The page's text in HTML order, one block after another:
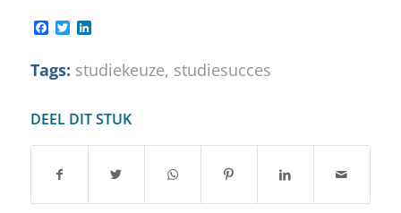
Facebook
TwitterLinkedIn
Tags: studiekeuze, studiesucces
DEEL DIT STUK